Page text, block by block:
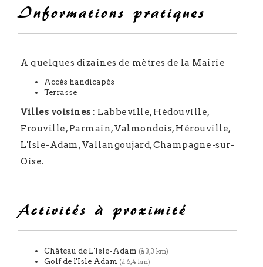
Informations pratiques
A quelques dizaines de mètres de la Mairie
Accès handicapés
Terrasse
Villes voisines : Labbeville, Hédouville,
Frouville, Parmain, Valmondois, Hérouville,
L'Isle-Adam, Vallangoujard, Champagne-sur-
Oise.
Activités à proximité
Château de L'Isle-Adam (à 3,3 km)
Golf de l'Isle Adam (à 6,4 km)